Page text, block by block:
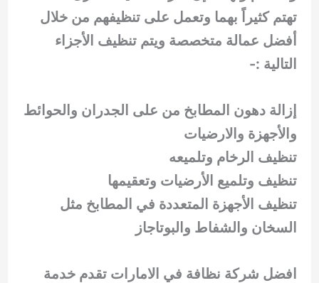
تهتم كثيراً بهما وتعمل على تنظيفهم من خلال
أفضل عمالة متخصصة ويتم تنظيف الأجزاء
التالية :-
إزالة دهون المطابخ من على الجدران والحوائط
والأجهزة والارضيات
تنظيف الرخام وتلميعه
تنظيف وتلميع الأرضيات وتعقيمها
تنظيف الأجهزة المتعددة في المطابخ مثل
السخان والشفاط والبوتاجاز
افضل شركة نظافة في الامارات تقدم خدمة